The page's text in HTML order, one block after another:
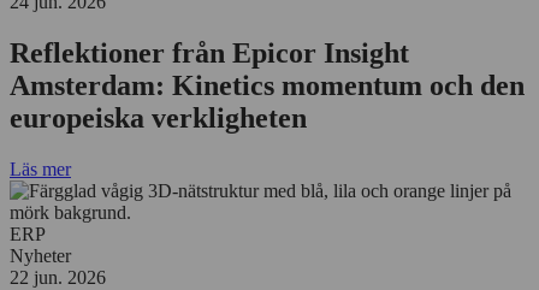
Reflektioner från Epicor Insight
Amsterdam: Kinetics momentum och den
europeiska verkligheten
Läs mer
ERP
Nyheter
22 jun. 2026